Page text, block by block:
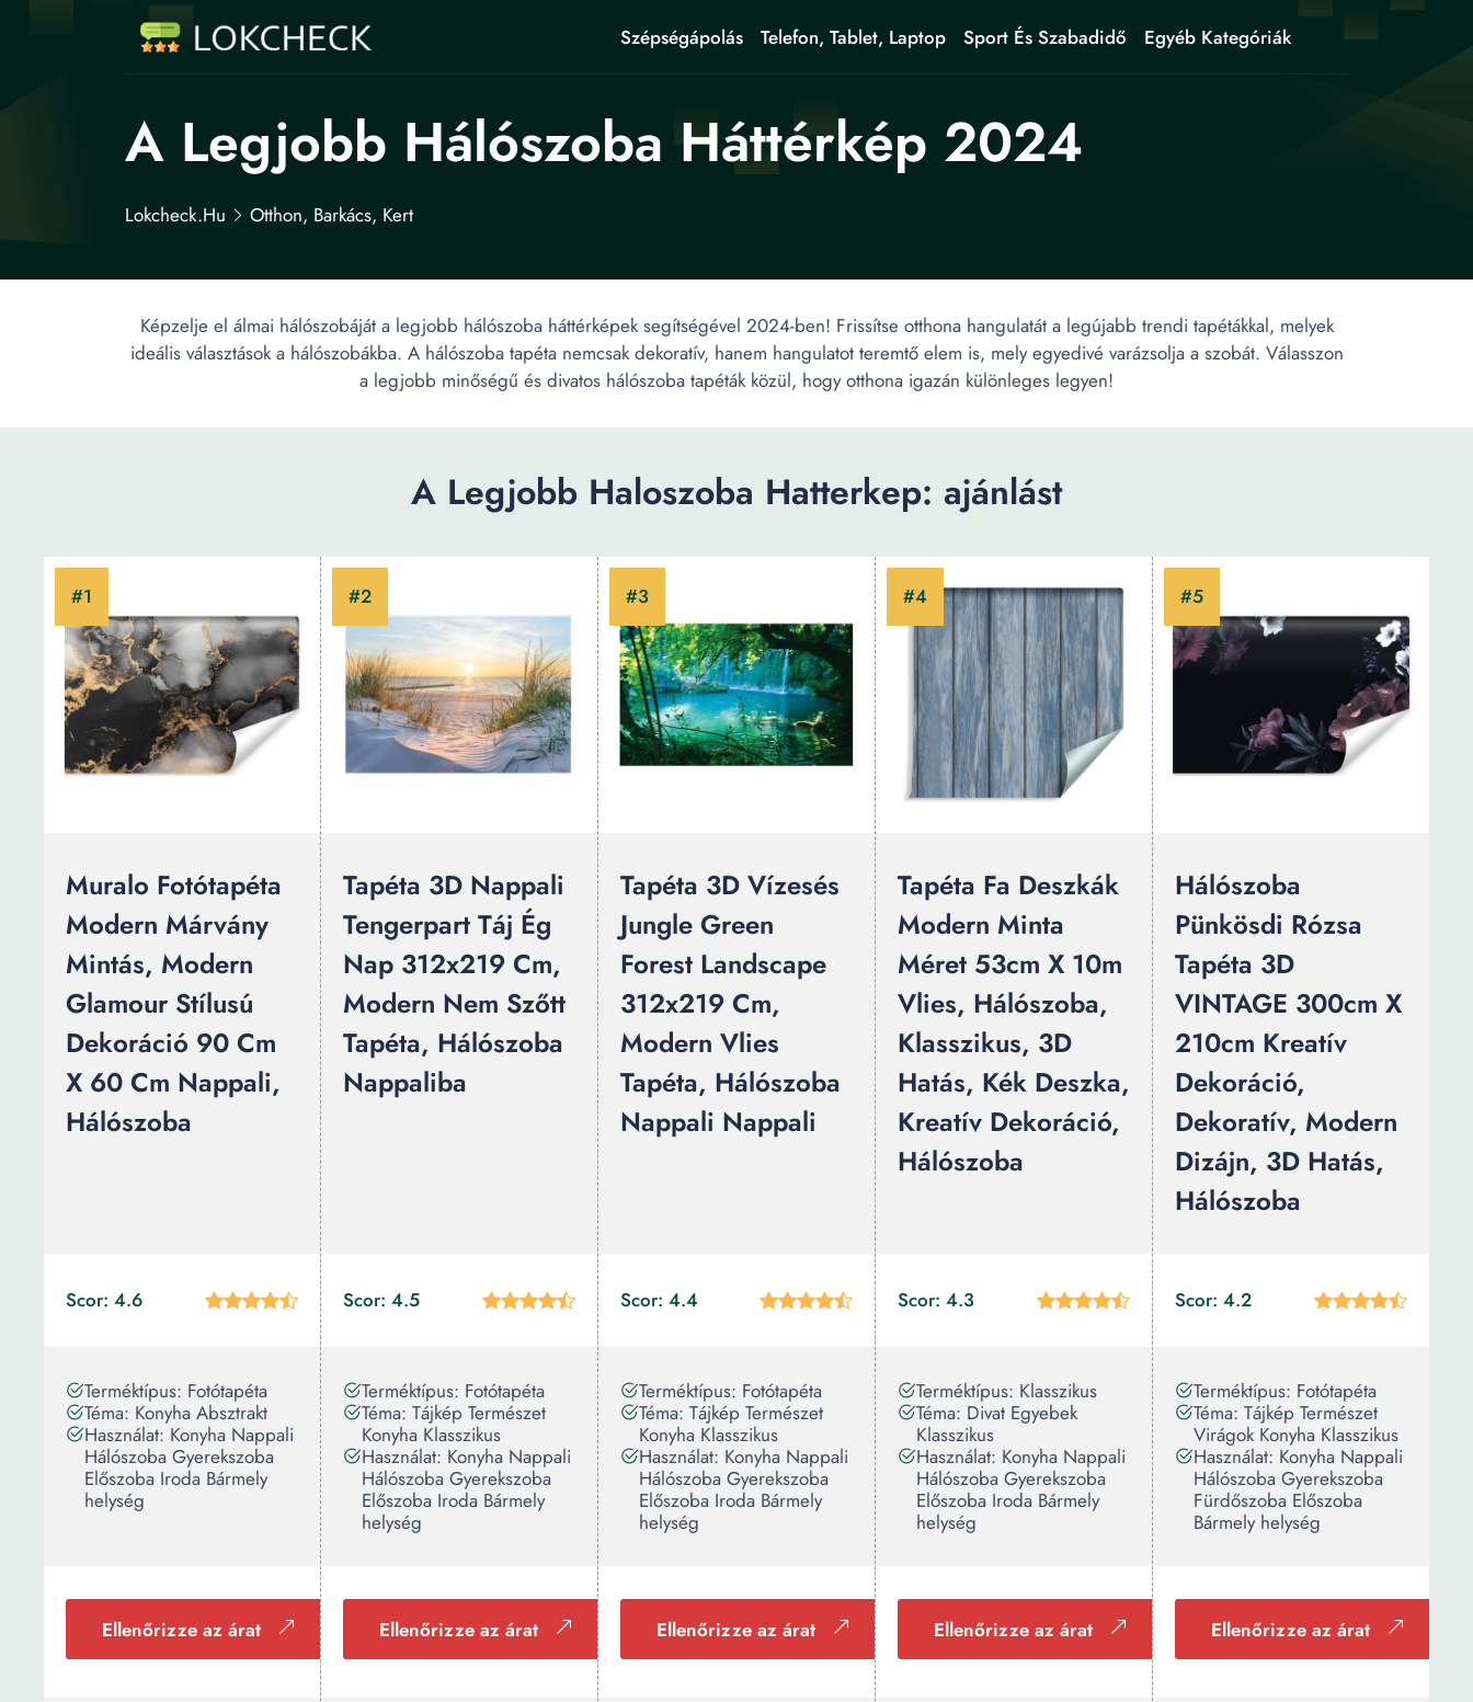
Szépségápolás Telefon, Tablet, Laptop Sport És Szabadidő Egyéb Kategóriák
A Legjobb Hálószoba Háttérkép 2024
Lokcheck.hu Otthon, Barkács, Kert
Képzelje el álmai hálószobáját a legjobb hálószoba háttérképek segítségével 2024-ben! Frissítse otthona hangulatát a legújabb trendi tapétákkal, melyek
ideális választások a hálószobákba. A hálószoba tapéta nemcsak dekoratív, hanem hangulatot teremtő elem is, mely egyedivé varázsolja a szobát. Válasszon
a legjobb minőségű és divatos hálószoba tapéták közül, hogy otthona igazán különleges legyen!
A Legjobb Haloszoba Hatterkep: ajánlást
Muralo Fotótapéta
Modern Márvány
Mintás, Modern
Glamour Stílusú
Dekoráció 90 Cm
X 60 Cm Nappali,
Hálószoba
Scor: 4.6
Terméktípus: Fotótapéta
Téma: Konyha Absztrakt
Használat: Konyha Nappali
Hálószoba Gyerekszoba
Előszoba Iroda Bármely
helység
Ellenőrizze az árat
Tapéta 3D Nappali
Tengerpart Táj Ég
Nap 312x219 Cm,
Modern Nem Szőtt
Tapéta, Hálószoba
Nappaliba
Scor: 4.5
Terméktípus: Fotótapéta
Téma: Tájkép Természet
Konyha Klasszikus
Használat: Konyha Nappali
Hálószoba Gyerekszoba
Előszoba Iroda Bármely
helység
Ellenőrizze az árat
Tapéta 3D Vízesés
Jungle Green
Forest Landscape
312x219 Cm,
Modern Vlies
Tapéta, Hálószoba
Nappali Nappali
Scor: 4.4
Terméktípus: Fotótapéta
Téma: Tájkép Természet
Konyha Klasszikus
Használat: Konyha Nappali
Hálószoba Gyerekszoba
Előszoba Iroda Bármely
helység
Ellenőrizze az árat
Tapéta Fa Deszkák
Modern Minta
Méret 53cm X 10m
Vlies, Hálószoba,
Klasszikus, 3D
Hatás, Kék Deszka,
Kreatív Dekoráció,
Hálószoba
Scor: 4.3
Terméktípus: Klasszikus
Téma: Divat Egyebek
Klasszikus
Használat: Konyha Nappali
Hálószoba Gyerekszoba
Előszoba Iroda Bármely
helység
Ellenőrizze az árat
Hálószoba
Pünkösdi Rózsa
Tapéta 3D
VINTAGE 300cm X
210cm Kreatív
Dekoráció,
Dekoratív, Modern
Dizájn, 3D Hatás,
Hálószoba
Scor: 4.2
Terméktípus: Fotótapéta
Téma: Tájkép Természet
Virágok Konyha Klasszikus
Használat: Konyha Nappali
Hálószoba Gyerekszoba
Fürdőszoba Előszoba
Bármely helység
Ellenőrizze az árat